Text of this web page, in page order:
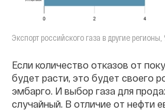
Экспорт российского газа в другие регионы,
Если количество отказов от
будет расти, это будет своего
эмбарго. И выбор газа для
случайный. В отличие от нефти